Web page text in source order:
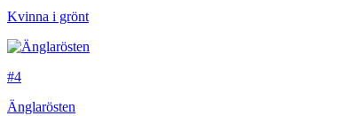
Kvinna i grönt
#4
Änglarösten